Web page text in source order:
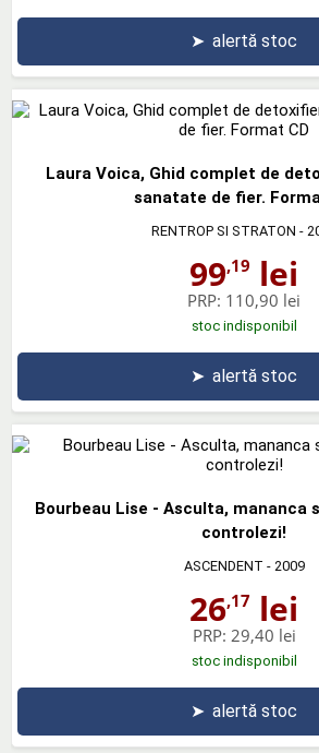
➤ alertă stoc
Laura Voica, Ghid complet de
sanatate de fier.
RENTROP SI STRATON -
99,19 lei
PRP: 110,90 lei
stoc indisponibil
➤ alertă stoc
Bourbeau Lise - Asculta, mananca
controlezi!
ASCENDENT - 2009
26,17 lei
PRP: 29,40 lei
stoc indisponibil
➤ alertă stoc